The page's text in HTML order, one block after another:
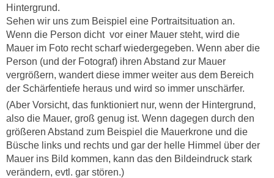
Hintergrund.
Sehen wir uns zum Beispiel eine Portraitsituation an.
Wenn die Person dicht vor einer Mauer steht, wird die
Mauer im Foto recht scharf wiedergegeben. Wenn aber die
Person (und der Fotograf) ihren Abstand zur Mauer
vergrößern, wandert diese immer weiter aus dem Bereich
der Schärfentiefe heraus und wird so immer unschärfer.
(Aber Vorsicht, das funktioniert nur, wenn der Hintergrund,
also die Mauer, groß genug ist. Wenn dagegen durch den
größeren Abstand zum Beispiel die Mauerkrone und die
Büsche links und rechts und gar der helle Himmel über der
Mauer ins Bild kommen, kann das den Bildeindruck stark
verändern, evtl. gar stören.)